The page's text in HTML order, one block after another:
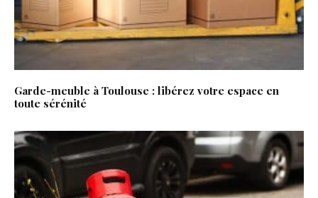
Garde-meuble à Toulouse : libérez votre espace en
toute sérénité